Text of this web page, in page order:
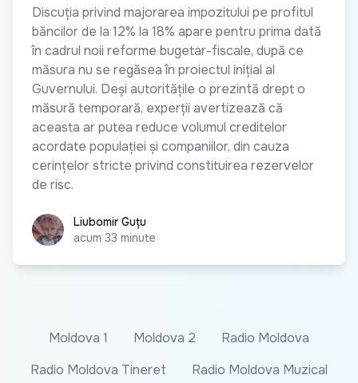
Discuția privind majorarea impozitului pe profitul
băncilor de la 12% la 18% apare pentru prima dată
în cadrul noii reforme bugetar-fiscale, după ce
măsura nu se regăsea în proiectul inițial al
Guvernului. Deși autoritățile o prezintă drept o
măsură temporară, experții avertizează că
aceasta ar putea reduce volumul creditelor
acordate populației și companiilor, din cauza
cerințelor stricte privind constituirea rezervelor
de risc.
Liubomir Guțu
Liubomir Guțu
acum 33 minute
Moldova 1 Moldova 2
Radio Moldova
Radio Moldova Tineret
Radio Moldova Muzical